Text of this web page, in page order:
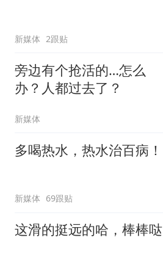
新媒体 2跟贴
旁边有个抢活的…怎么
办？人都过去了？
新媒体
多喝热水，热水治百病！
新媒体 69跟贴
这滑的挺远的哈，棒棒哒